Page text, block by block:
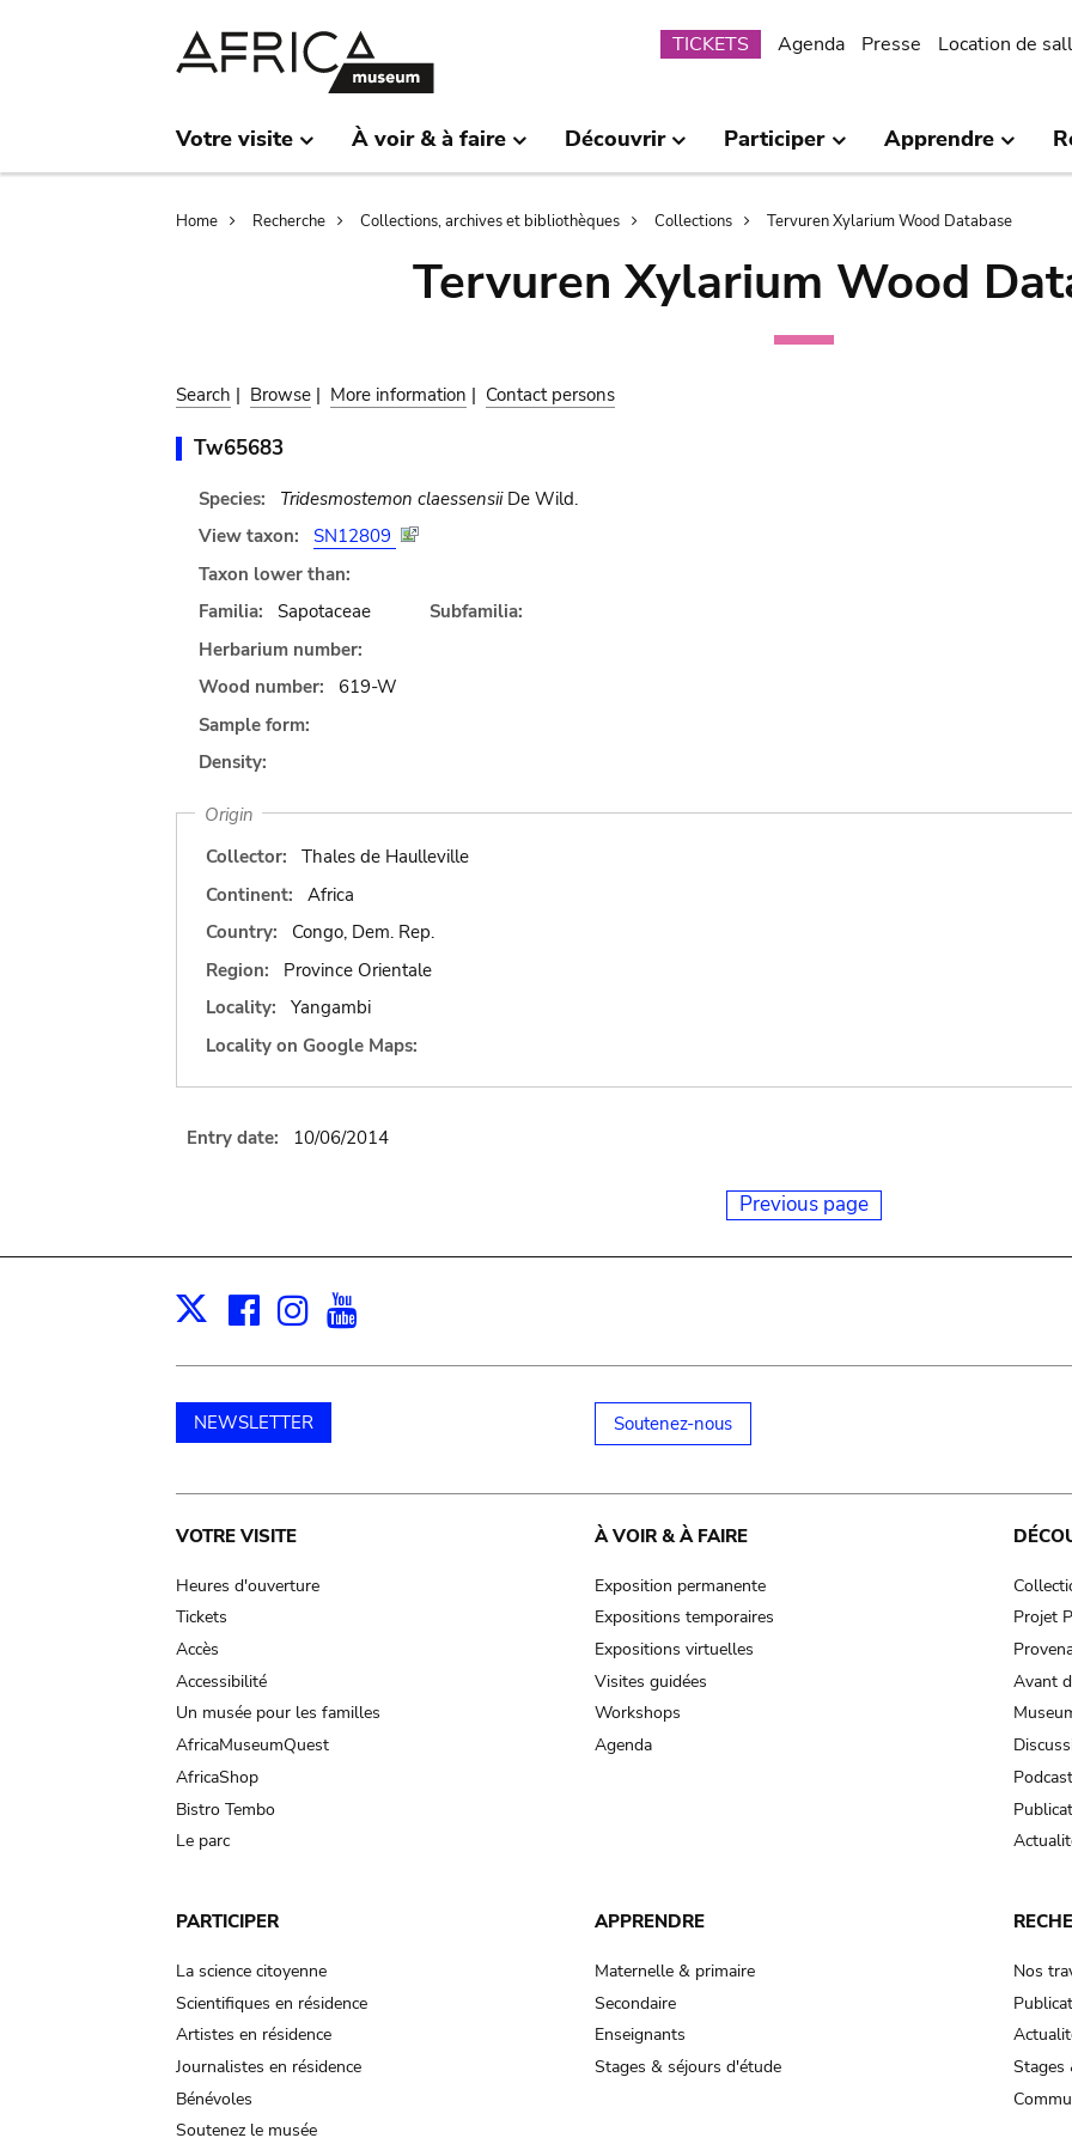
Submenu
TICKETS Agenda Presse Location de
Votre visite À voir & à faire Découvrir Participer Apprendre
Breadcrumb
Home Recherche Collections, archives et bibliothèques Collections Tervuren Xylarium Wood Database
Tervuren Xylarium Wood
Search | Browse | More information | Contact persons
Tw65683
Species: Tridesmostemon claessensiiDe Wild.
View taxon:
SN12809
Taxon lower than:
Familia:
Sapotaceae
Subfamilia:
Herbarium number:
Wood number:
619-W
Sample form:
Density:
Origin
Collector:
Thales de Haulleville
Continent:
Africa
Country:
Congo, Dem. Rep.
Region:
Province Orientale
Locality:
Yangambi
Locality on Google Maps:
Entry date: 10/06/2014
Previous page
X Facebook
Instagram
NEWSLETTER Soutenez-nous
Main
navigation
VOTRE VISITE
Heures d'ouverture
Tickets
Accès
Accessibilité
Un musée pour les familles
AfricaMuseumQuest
AfricaShop
Bistro Tembo
Le parc
À VOIR & À FAIRE
Exposition permanente
Expositions temporaires
Expositions virtuelles
Visites guidées
Workshops
Agenda
Projet
Avant
PARTICIPER
La science citoyenne
Scientifiques en résidence
Artistes en résidence
Journalistes en résidence
Bénévoles
Soutenez le musée
APPRENDRE
Maternelle & primaire
Secondaire
Enseignants
Stages & séjours d'étude
Nos
Stages